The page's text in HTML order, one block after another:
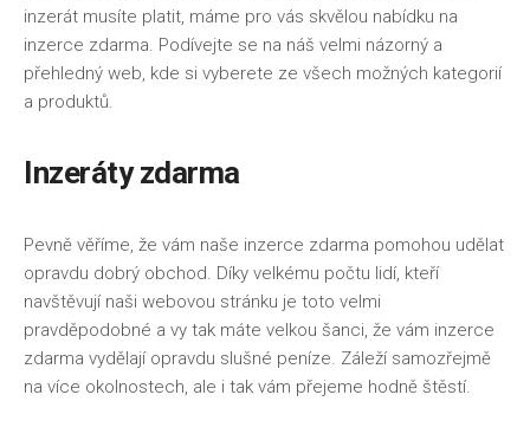
inzerát musíte platit, máme pro vás skvělou nabídku na
inzerce zdarma. Podívejte se na náš velmi názorný a
přehledný web, kde si vyberete ze všech možných kategorií
a produktů.
Inzeráty zdarma
Pevně věříme, že vám naše inzerce zdarma pomohou udělat
opravdu dobrý obchod. Díky velkému počtu lidí, kteří
navštěvují naši webovou stránku je toto velmi
pravděpodobné a vy tak máte velkou šanci, že vám inzerce
zdarma vydělají opravdu slušné peníze. Záleží samozřejmě
na více okolnostech, ale i tak vám přejeme hodně štěstí.